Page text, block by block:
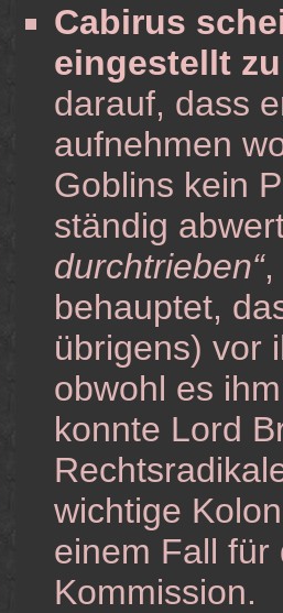
Cabirus
eingestellt
darauf, dass
aufnehmen
Goblins kein
ständig
durchtrieben“,
behauptet,
übrigens) vor
obwohl es
konnte Lord
wichtige
einem Fall für
Kommission.